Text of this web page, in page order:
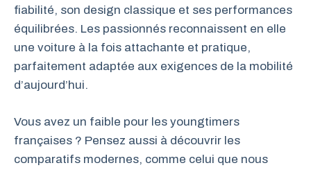
fiabilité, son design classique et ses performances
équilibrées. Les passionnés reconnaissent en elle
une voiture à la fois attachante et pratique,
parfaitement adaptée aux exigences de la mobilité
d’aujourd’hui.
Vous avez un faible pour les youngtimers
françaises ? Pensez aussi à découvrir les
comparatifs modernes, comme celui que nous